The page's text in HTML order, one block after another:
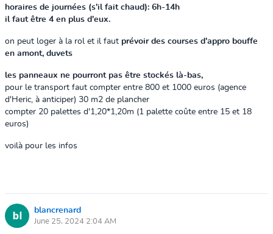
horaires de journées (s'il fait chaud): 6h-14h
il faut être 4 en plus d'eux.
on peut loger à la rol et il faut prévoir des courses d'appro bouffe
en amont, duvets
les panneaux ne pourront pas être stockés là-bas,
pour le transport faut compter entre 800 et 1000 euros (agence
d'Heric, à anticiper) 30 m2 de plancher
compter 20 palettes d'1,20*1,20m (1 palette coûte entre 15 et 18
euros)
voilà pour les infos
blancrenard
June 25, 2024 2:04 AM